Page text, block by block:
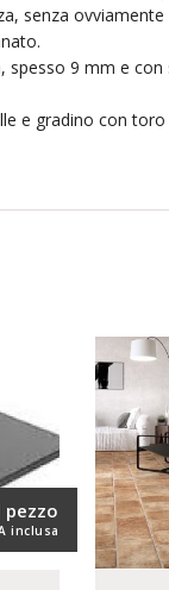
senza ovviamente
9 mm e con
e gradino con
inclusa
pezzo